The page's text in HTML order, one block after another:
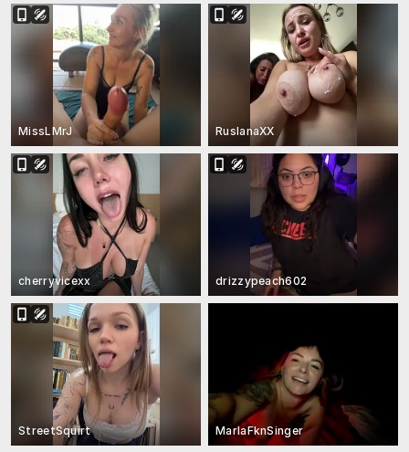
MissLMrJ RuslanaXX
cherryvicexx drizzypeach602
StreetSquirt MarlaFknSinger